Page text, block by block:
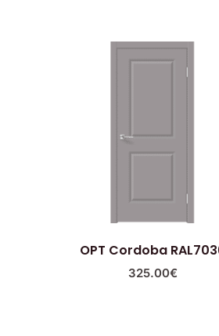
OPT Cordoba
325.00€